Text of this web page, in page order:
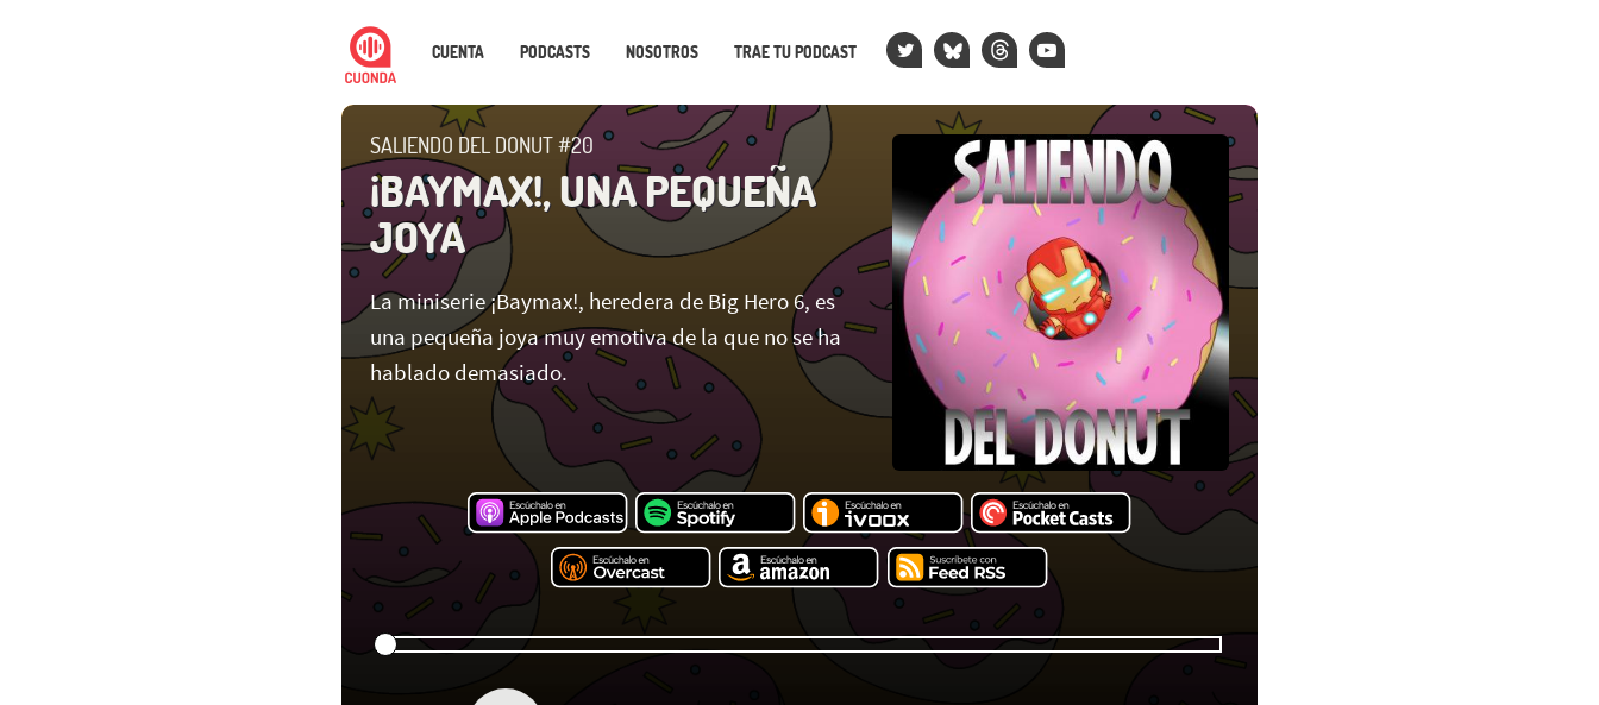
CUENTA PODCASTS NOSOTROS TRAE TU PODCAST
SALIENDO DEL DONUT #20
¡BAYMAX!, UNA PEQUEÑA
JOYA
La miniserie ¡Baymax!, heredera de Big Hero 6, es
una pequeña joya muy emotiva de la que no se ha
hablado demasiado.